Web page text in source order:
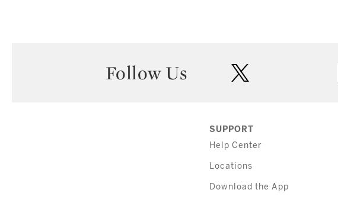
Follow Us
SUPPORT
Help Center
Locations
Download the App